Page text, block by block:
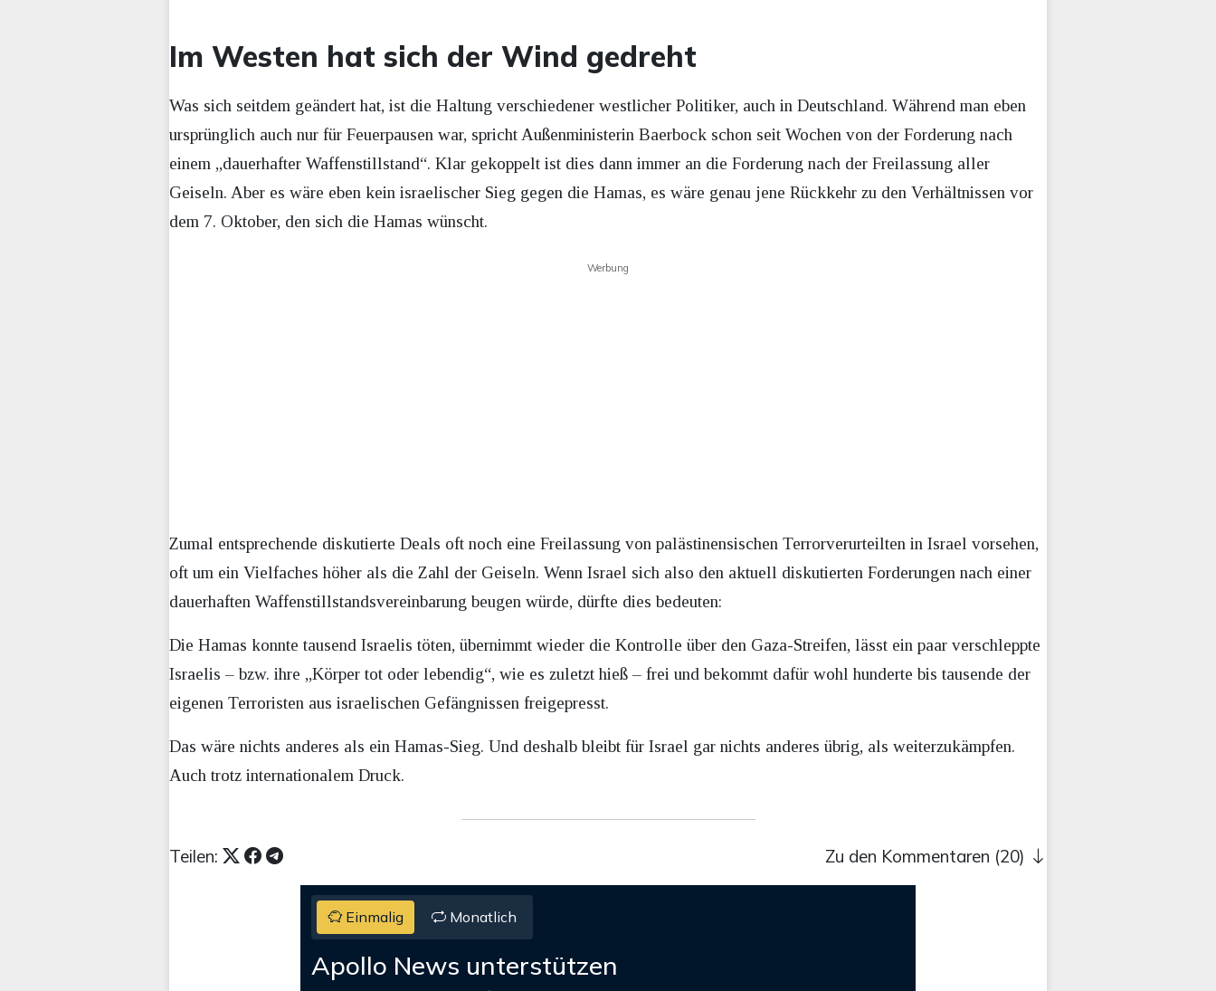
Im Westen hat sich der Wind gedreht
Was sich seitdem geändert hat, ist die Haltung verschiedener westlicher Politiker, auch in Deutschland. Während man eben
ursprünglich auch nur für Feuerpausen war, spricht Außenministerin Baerbock schon seit Wochen von der Forderung nach
einem „dauerhafter Waffenstillstand“. Klar gekoppelt ist dies dann immer an die Forderung nach der Freilassung aller
Geiseln. Aber es wäre eben kein israelischer Sieg gegen die Hamas, es wäre genau jene Rückkehr zu den Verhältnissen vor
dem 7. Oktober, den sich die Hamas wünscht.
Werbung
Zumal entsprechende diskutierte Deals oft noch eine Freilassung von palästinensischen Terrorverurteilten in Israel vorsehen,
oft um ein Vielfaches höher als die Zahl der Geiseln. Wenn Israel sich also den aktuell diskutierten Forderungen nach einer
dauerhaften Waffenstillstandsvereinbarung beugen würde, dürfte dies bedeuten:
Die Hamas konnte tausend Israelis töten, übernimmt wieder die Kontrolle über den Gaza-Streifen, lässt ein paar verschleppte
Israelis – bzw. ihre „Körper tot oder lebendig“, wie es zuletzt hieß – frei und bekommt dafür wohl hunderte bis tausende der
eigenen Terroristen aus israelischen Gefängnissen freigepresst.
Das wäre nichts anderes als ein Hamas-Sieg. Und deshalb bleibt für Israel gar nichts anderes übrig, als weiterzukämpfen.
Auch trotz internationalem Druck.
Teilen: Zu den Kommentaren (20)
Einmalig Monatlich
Apollo News unterstützen